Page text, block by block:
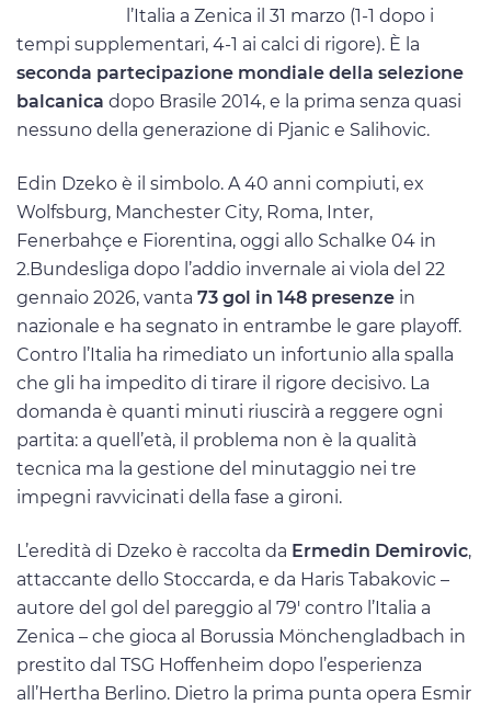
l’Italia a Zenica il 31 marzo (1-1 dopo i
tempi supplementari, 4-1 ai calci di rigore). È la
seconda partecipazione mondiale della selezione
balcanica dopo Brasile 2014, e la prima senza quasi
nessuno della generazione di Pjanic e Salihovic.
Edin Dzeko è il simbolo. A 40 anni compiuti, ex
Wolfsburg, Manchester City, Roma, Inter,
Fenerbahçe e Fiorentina, oggi allo Schalke 04 in
2.Bundesliga dopo l’addio invernale ai viola del 22
gennaio 2026, vanta 73 gol in 148 presenze in
nazionale e ha segnato in entrambe le gare playoff.
Contro l’Italia ha rimediato un infortunio alla spalla
che gli ha impedito di tirare il rigore decisivo. La
domanda è quanti minuti riuscirà a reggere ogni
partita: a quell’età, il problema non è la qualità
tecnica ma la gestione del minutaggio nei tre
impegni ravvicinati della fase a gironi.
L’eredità di Dzeko è raccolta da Ermedin Demirovic,
attaccante dello Stoccarda, e da Haris Tabakovic –
autore del gol del pareggio al 79′ contro l’Italia a
Zenica – che gioca al Borussia Mönchengladbach in
prestito dal TSG Hoffenheim dopo l’esperienza
all’Hertha Berlino. Dietro la prima punta opera Esmir